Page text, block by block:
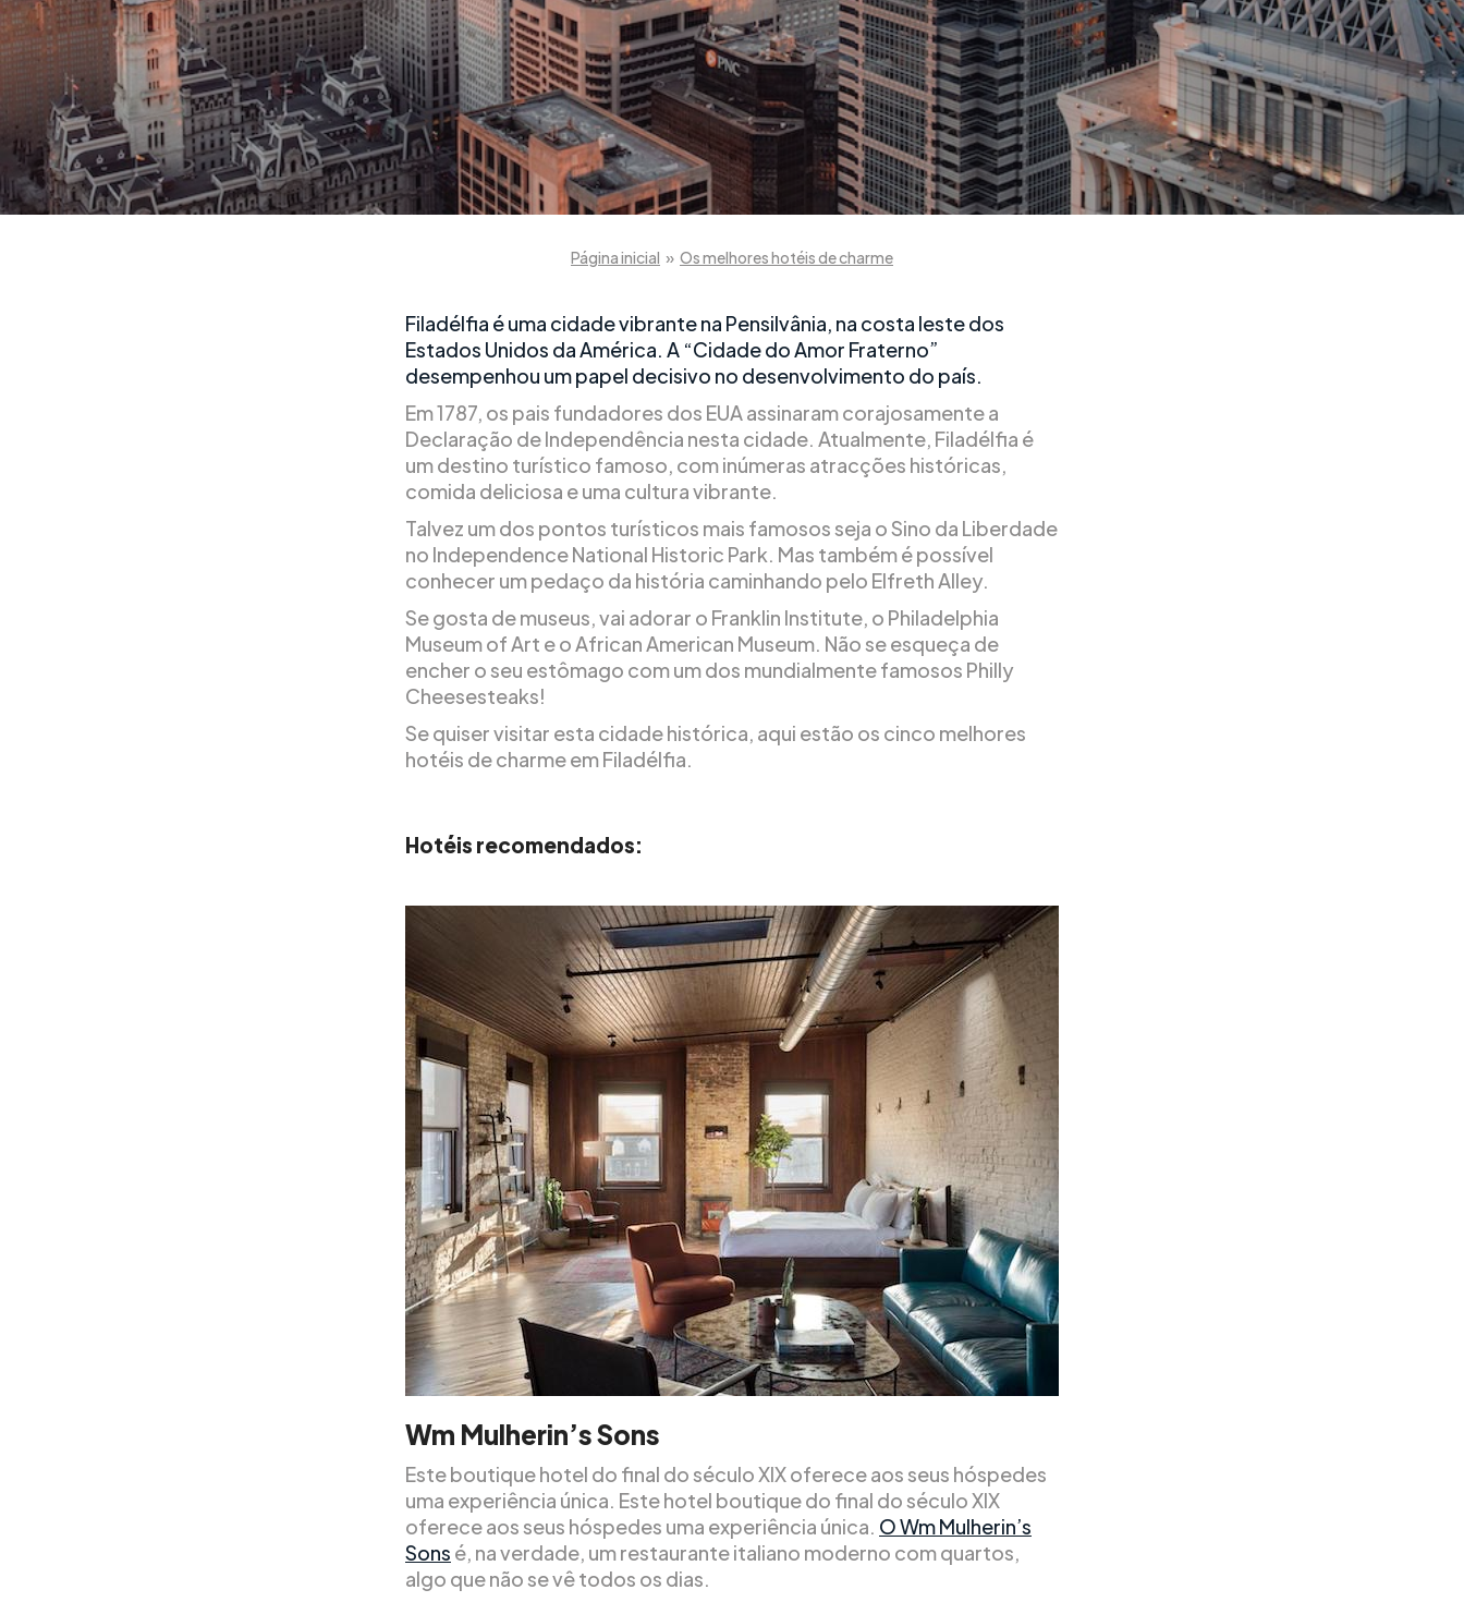
Página inicial » Os melhores hotéis de charme
Filadélfia é uma cidade vibrante na Pensilvânia, na costa leste dos
Estados Unidos da América. A “Cidade do Amor Fraterno”
desempenhou um papel decisivo no desenvolvimento do país.
Em 1787, os pais fundadores dos EUA assinaram corajosamente a
Declaração de Independência nesta cidade. Atualmente, Filadélfia é
um destino turístico famoso, com inúmeras atracções históricas,
comida deliciosa e uma cultura vibrante.
Talvez um dos pontos turísticos mais famosos seja o Sino da Liberdade
no Independence National Historic Park. Mas também é possível
conhecer um pedaço da história caminhando pelo Elfreth Alley.
Se gosta de museus, vai adorar o Franklin Institute, o Philadelphia
Museum of Art e o African American Museum. Não se esqueça de
encher o seu estômago com um dos mundialmente famosos Philly
Cheesesteaks!
Se quiser visitar esta cidade histórica, aqui estão os cinco melhores
hotéis de charme em Filadélfia.
Hotéis recomendados:
Wm Mulherin’s Sons
Este boutique hotel do final do século XIX oferece aos seus hóspedes
uma experiência única. Este hotel boutique do final do século XIX
oferece aos seus hóspedes uma experiência única. O Wm Mulherin’s
Sons é, na verdade, um restaurante italiano moderno com quartos,
algo que não se vê todos os dias.